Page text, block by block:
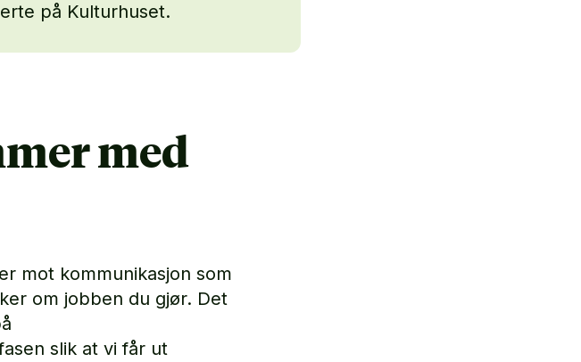
på Kulturhuset.
med
mot kommunikasjon som
om jobben du gjør. Det
slik at vi får ut